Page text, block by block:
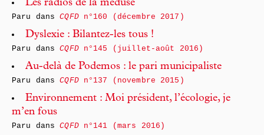
Les radios de la méduse
Paru dansCQFDn°160 (décembre 2017)
Dyslexie : Bilantez-les tous !
Paru dansCQFDn°145 (juillet-août 2016)
Au-delà de Podemos : le pari municipaliste
Paru dansCQFDn°137 (novembre 2015)
Environnement : Moi président, l’écologie, je
m’en fous
Paru dansCQFDn°141 (mars 2016)